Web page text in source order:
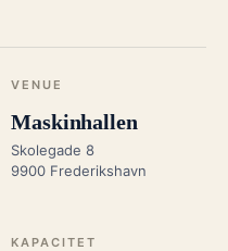
VENUE
Maskinhallen
Skolegade 8
9900 Frederikshavn
KAPACITET